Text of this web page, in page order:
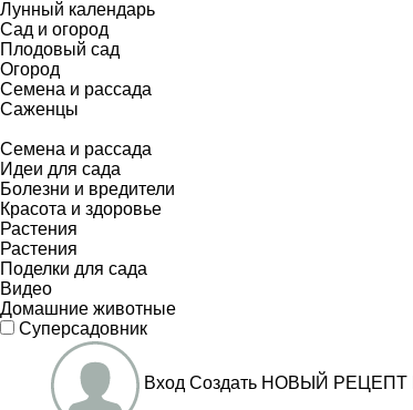
Лунный календарь
Сад и огород
Плодовый сад
Огород
Семена и рассада
Саженцы
Семена и рассада
Идеи для сада
Болезни и вредители
Красота и здоровье
Растения
Растения
Поделки для сада
Видео
Домашние животные
Суперсадовник
Вход Создать НОВЫЙ РЕЦЕПТ